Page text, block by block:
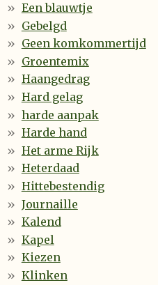
Een blauwtje
Gebelgd
Geen komkommertijd
Groentemix
Haangedrag
Hard gelag
harde aanpak
Harde hand
Het arme Rijk
Heterdaad
Hittebestendig
Journaille
Kalend
Kapel
Kiezen
Klinken